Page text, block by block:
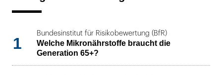
1
Bundesinstitut für Risikobewertung (BfR)
Welche Mikronährstoffe braucht die
Generation 65+?